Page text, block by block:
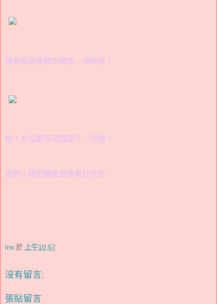
接著是超無聊白痴版，嘩哈哈！
看！老公都等得悶壞了，可憐。
當然，我們最後是捧著肚子走。
Iris 於 上午10:57
沒有留言:
張貼留言